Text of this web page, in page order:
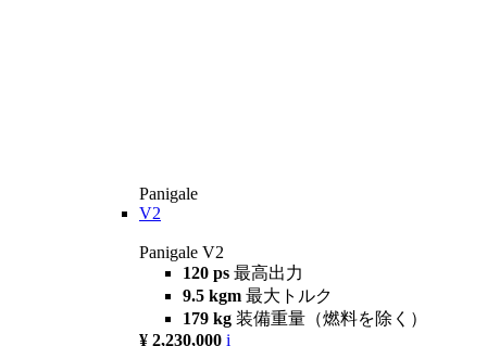
Panigale
V2
Panigale V2
120 ps 最高出力
9.5 kgm 最大トルク
179 kg 装備重量（燃料を除く）
¥ 2,230,000 i